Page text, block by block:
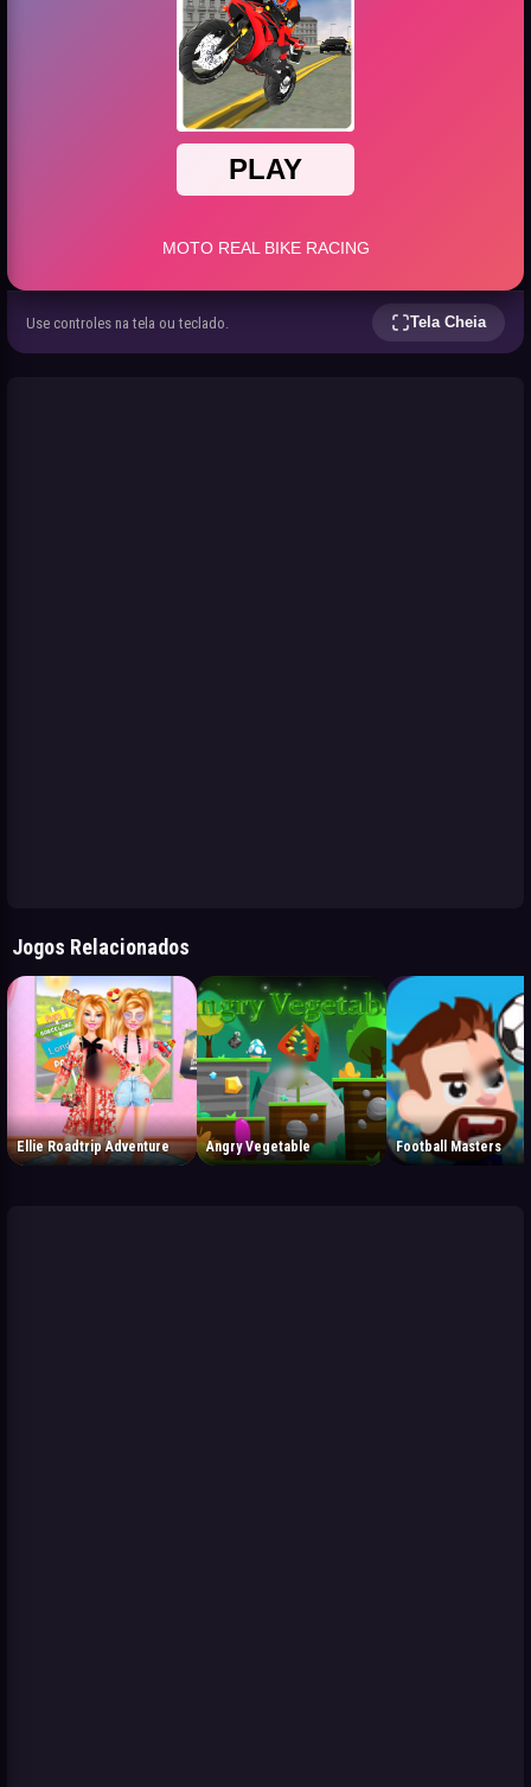
Use controles na tela ou teclado. Tela Cheia
Jogos Relacionados
Ellie Roadtrip Adventure Angry Vegetable Football Masters